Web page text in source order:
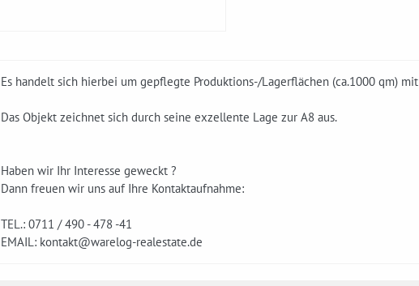
Es handelt sich hierbei um gepflegte Produktions-/Lagerflächen (ca.1000 qm)
Das Objekt zeichnet sich durch seine exzellente Lage zur A8 aus.
Haben wir Ihr Interesse geweckt ?
Dann freuen wir uns auf Ihre Kontaktaufnahme:
TEL.: 0711 / 490 - 478 -41
EMAIL: kontakt@warelog-realestate.de